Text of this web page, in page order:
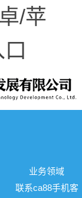
/苹
业务领域
联系ca88手机客